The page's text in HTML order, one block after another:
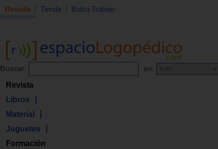
Revista Tienda Bolsa Trabajo
Buscar: en:
Revista
Libros
Material
Juguetes
Formación